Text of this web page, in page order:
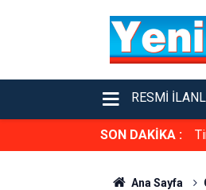
RESMI
SON DAKİKA :
Ana Sayfa